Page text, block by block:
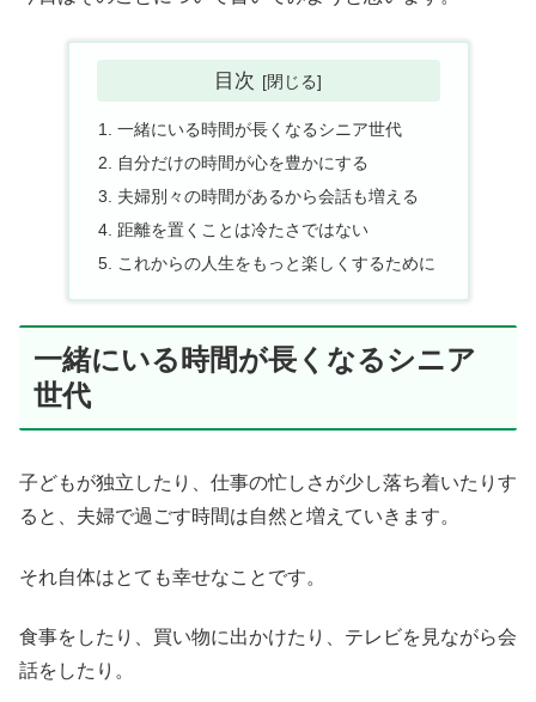
目次
一緒にいる時間が長くなるシニア世代
自分だけの時間が心を豊かにする
夫婦別々の時間があるから会話も増える
距離を置くことは冷たさではない
これからの人生をもっと楽しくするために
一緒にいる時間が長くなるシニア
世代
子どもが独立したり、仕事の忙しさが少し落ち着いたりす
ると、夫婦で過ごす時間は自然と増えていきます。
それ自体はとても幸せなことです。
食事をしたり、買い物に出かけたり、テレビを見ながら会
話をしたり。